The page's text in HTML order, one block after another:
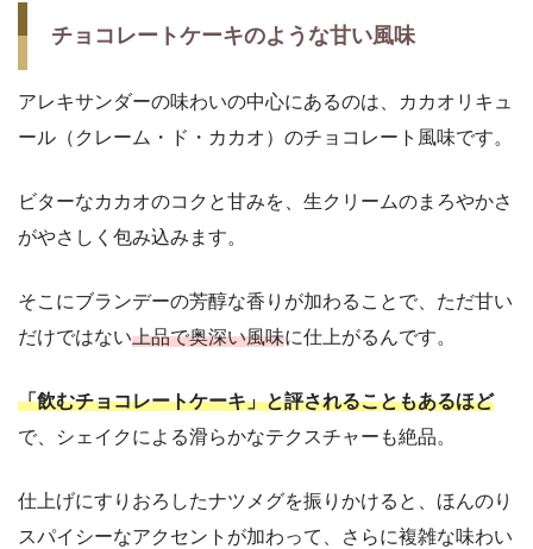
チョコレートケーキのような甘い風味
アレキサンダーの味わいの中心にあるのは、カカオリキュ
ール（クレーム・ド・カカオ）のチョコレート風味です。
ビターなカカオのコクと甘みを、生クリームのまろやかさ
がやさしく包み込みます。
そこにブランデーの芳醇な香りが加わることで、ただ甘い
だけではない上品で奥深い風味に仕上がるんです。
「飲むチョコレートケーキ」と評されることもあるほど
で、シェイクによる滑らかなテクスチャーも絶品。
仕上げにすりおろしたナツメグを振りかけると、ほんのり
スパイシーなアクセントが加わって、さらに複雑な味わい